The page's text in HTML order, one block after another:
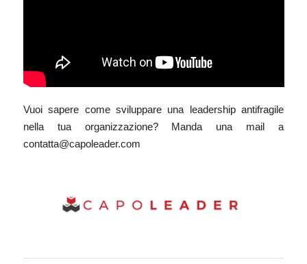
Vuoi sapere come sviluppare una leadership antifragile
nella tua organizzazione? Manda una mail a
contatta@capoleader.com